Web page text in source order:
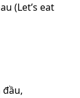
(Let’s eat